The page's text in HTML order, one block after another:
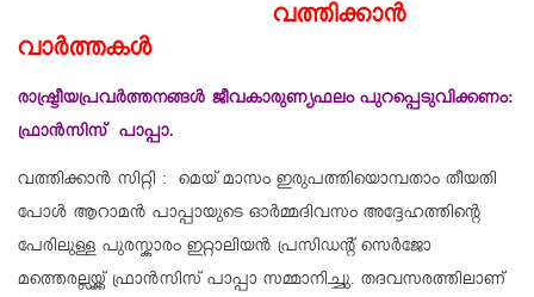
വത്തിക്കാൻ
വാർത്തകൾ
രാഷ്ട്രീയപ്രവർത്തനങ്ങൾ ജീവകാരുണ്യഫലം പുറപ്പെടുവിക്കണം:
ഫ്രാൻസിസ് പാപ്പാ.
വത്തിക്കാൻ സിറ്റി : മെയ് മാസം ഇരുപത്തിയൊമ്പതാം തീയതി
പോൾ ആറാമൻ പാപ്പായുടെ ഓർമ്മദിവസം അദ്ദേഹത്തിന്റെ
പേരിലുള്ള പുരസ്കാരം ഇറ്റാലിയൻ പ്രസിഡന്റ് സെർജോ
മത്തെരല്ലയ്ക്ക് ഫ്രാൻസിസ് പാപ്പാ സമ്മാനിച്ചു. തദവസരത്തിലാണ്